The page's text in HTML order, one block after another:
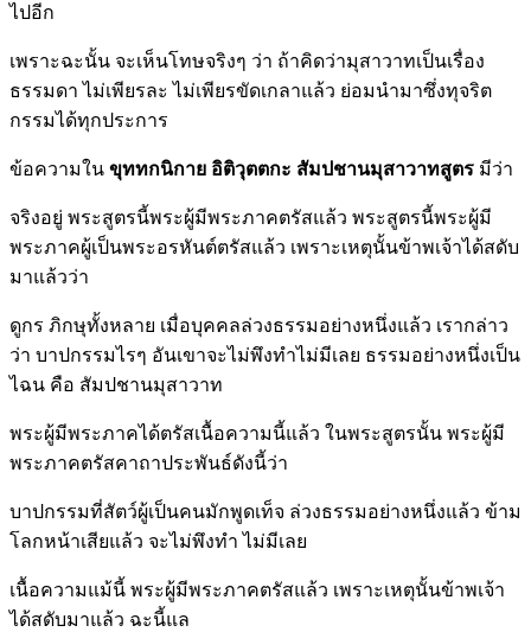
ไปอีก
เพราะฉะนั้น จะเห็นโทษจริงๆ ว่า ถ้าคิดว่ามุสาวาทเป็นเรื่อง
ธรรมดา ไม่เพียรละ ไม่เพียรขัดเกลาแล้ว ย่อมนำมาซึ่งทุจริต
กรรมได้ทุกประการ
ข้อความใน ขุททกนิกาย อิติวุตตกะ สัมปชานมุสาวาทสูตร มีว่า
จริงอยู่ พระสูตรนี้พระผู้มีพระภาคตรัสแล้ว พระสูตรนี้พระผู้มี
พระภาคผู้เป็นพระอรหันต์ตรัสแล้ว เพราะเหตุนั้นข้าพเจ้าได้สดับ
มาแล้วว่า
ดูกร ภิกษุทั้งหลาย เมื่อบุคคลล่วงธรรมอย่างหนึ่งแล้ว เรากล่าว
ว่า บาปกรรมไรๆ อันเขาจะไม่พึงทำไม่มีเลย ธรรมอย่างหนึ่งเป็น
ไฉน คือ สัมปชานมุสาวาท
พระผู้มีพระภาคได้ตรัสเนื้อความนี้แล้ว ในพระสูตรนั้น พระผู้มี
พระภาคตรัสคาถาประพันธ์ดังนี้ว่า
บาปกรรมที่สัตว์ผู้เป็นคนมักพูดเท็จ ล่วงธรรมอย่างหนึ่งแล้ว ข้าม
โลกหน้าเสียแล้ว จะไม่พึงทำ ไม่มีเลย
เนื้อความแม้นี้ พระผู้มีพระภาคตรัสแล้ว เพราะเหตุนั้นข้าพเจ้า
ได้สดับมาแล้ว ฉะนี้แล